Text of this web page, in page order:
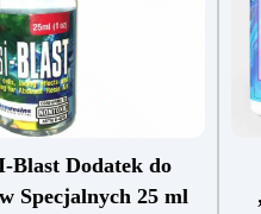
Blast Dodatek do
Specjalnych 25 ml